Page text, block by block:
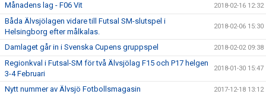
Månadens lag - F06 Vit 2018-02-16 12:32
Båda Älvsjölagen vidare till Futsal SM-slutspel i
Helsingborg efter målkalas.
2018-02-06 15:30
Damlaget går in i Svenska Cupens gruppspel 2018-02-02 09:38
Regionkval i Futsal-SM för två Älvsjölag F15 och P17 helgen
3-4 Februari
2018-01-30 15:47
Nytt nummer av Älvsjö Fotbollsmagasin 2017-12-18 13:12